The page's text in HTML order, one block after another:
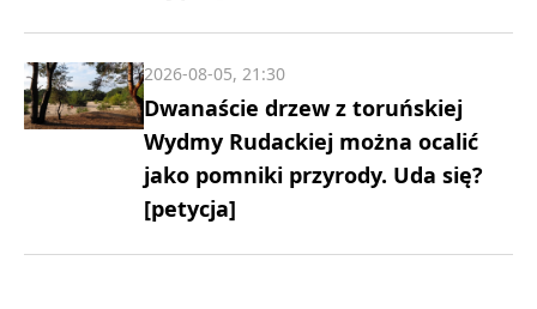
Dwanaście drzew z toruńskiej
Wydmy Rudackiej można ocalić
jako pomniki przyrody. Uda się?
[petycja]
2026-08-05, 21:30